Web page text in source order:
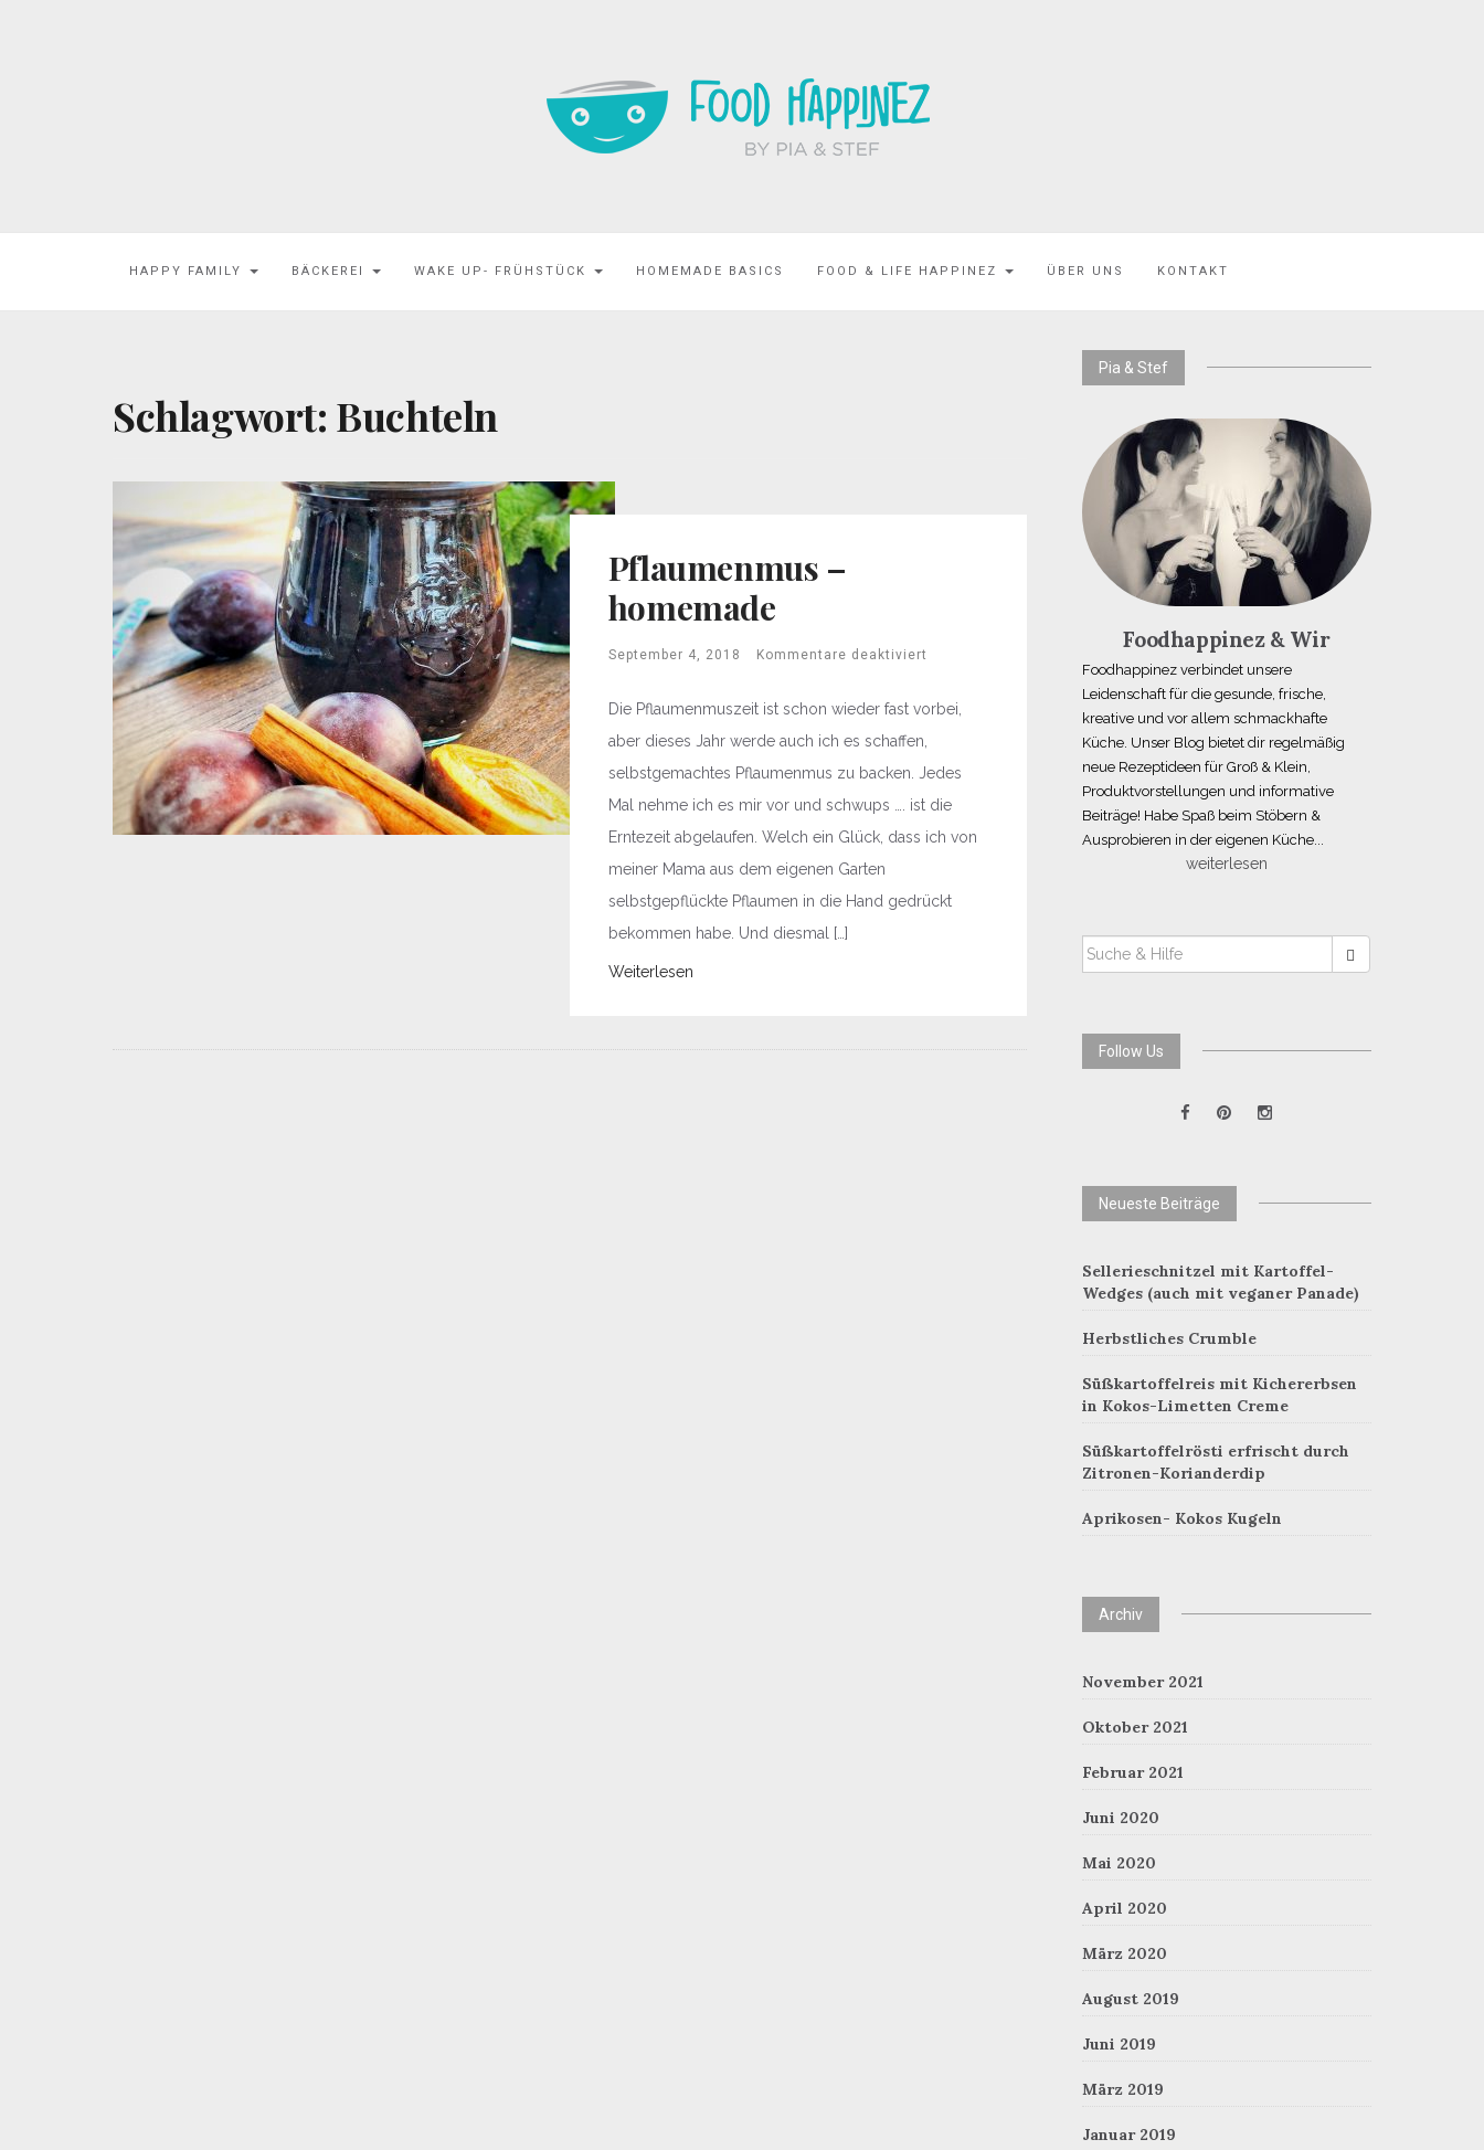
HAPPY FAMILY BÄCKEREI WAKE UP- FRÜHSTÜCK HOMEMADE BASICS FOOD & LIFE HAPPINEZ ÜBER UNS KONTAKT
Schlagwort: Buchteln
Pflaumenmus –
homemade
September 4, 2018 Kommentare deaktiviert
Die Pflaumenmuszeit ist schon wieder fast vorbei,
aber dieses Jahr werde auch ich es schaffen,
selbstgemachtes Pflaumenmus zu backen. Jedes
Mal nehme ich es mir vor und schwups …. ist die
Erntezeit abgelaufen. Welch ein Glück, dass ich von
meiner Mama aus dem eigenen Garten
selbstgepflückte Pflaumen in die Hand gedrückt
bekommen habe. Und diesmal […]
Weiterlesen
Pia & Stef
Foodhappinez & Wir
Foodhappinez verbindet unsere
Leidenschaft für die gesunde, frische,
kreative und vor allem schmackhafte
Küche. Unser Blog bietet dir regelmäßig
neue Rezeptideen für Groß & Klein,
Produktvorstellungen und informative
Beiträge! Habe Spaß beim Stöbern &
Ausprobieren in der eigenen Küche...
weiterlesen
SUCHEN
NACH:
Follow Us
Neueste Beiträge
Sellerieschnitzel mit Kartoffel-
Wedges (auch mit veganer Panade)
Herbstliches Crumble
Süßkartoffelreis mit Kichererbsen
in Kokos-Limetten Creme
Süßkartoffelrösti erfrischt durch
Zitronen-Korianderdip
Aprikosen- Kokos Kugeln
Archiv
November 2021
Oktober 2021
Februar 2021
Juni 2020
Mai 2020
April 2020
März 2020
August 2019
Juni 2019
März 2019
Januar 2019